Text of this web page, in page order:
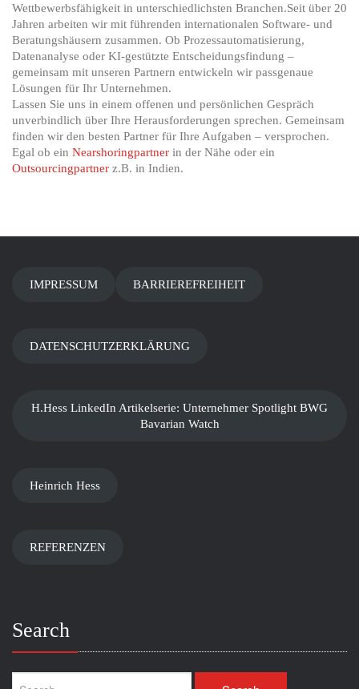
Wettbewerbsfähigkeit in unterschiedlichsten Branchen.Seit über 20
Jahren arbeiten wir mit führenden internationalen Software- und
Beratungshäusern zusammen. Ob Prozessautomatisierung,
Datenanalyse oder KI-gestützte Entscheidungsfindung –
gemeinsam mit unseren Partnern entwickeln wir passgenaue
Lösungen für Ihr Unternehmen.
Lassen Sie uns in einem offenen und persönlichen Gespräch
unverbindlich über Ihre Herausforderungen sprechen. Gemeinsam
finden wir den besten Partner für Ihre Aufgaben – versprochen.
Egal ob ein Nearshoringpartner in der Nähe oder ein
Outsourcingpartner z.B. in Indien.
IMPRESSUM BARRIEREFREIHEIT
DATENSCHUTZERKLÄRUNG
H.Hess LinkedIn Artikelserie: Unternehmer Spotlight BWG
Bavarian Watch
Heinrich Hess
REFERENZEN
Search